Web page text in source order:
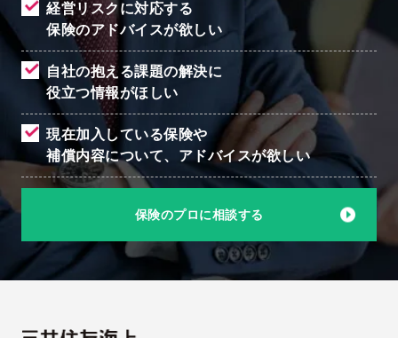
経営リスクに対応する
保険のアドバイスが欲しい
自社の抱える課題の解決に
役立つ情報がほしい
現在加入している保険や
補償内容について、 アドバイスが欲しい
保険のプロに相談する